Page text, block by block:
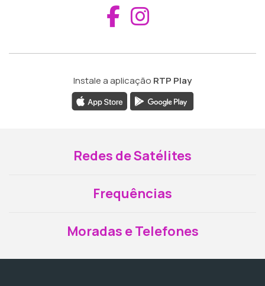
Aceder ao
Instale a aplicação RTP Play
Redes de Satélites
Frequências
Moradas e Telefones